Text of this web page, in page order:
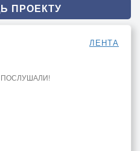
ПРОЕКТУ
ЛЕНТА
ПОСЛУШАЛИ!